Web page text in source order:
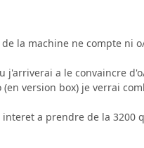
la machine ne compte ni
j'arriverai a le convaincre
version box) je verrai
a prendre de la 3200